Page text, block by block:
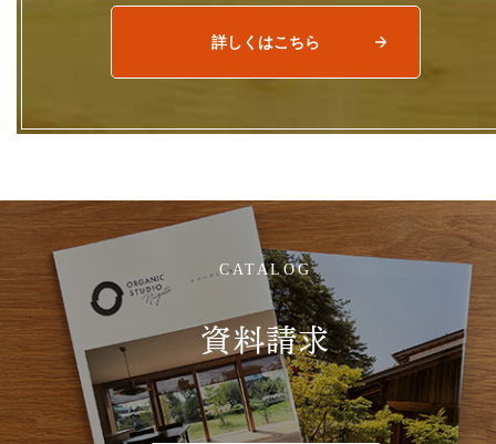
詳しくはこちら
CATALOG
資料請求